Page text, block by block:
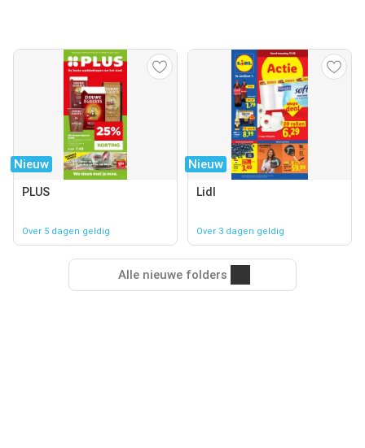
Nieuw
PLUS
Over 5 dagen geldig
Nieuw
Lidl
Over 3 dagen geldig
Alle nieuwe folders